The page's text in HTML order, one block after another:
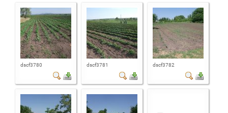
dscf3780 dscf3781 dscf3782